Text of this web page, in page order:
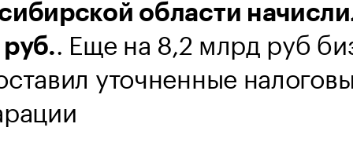
области
. Еще на 8,2 млрд руб
уточненные